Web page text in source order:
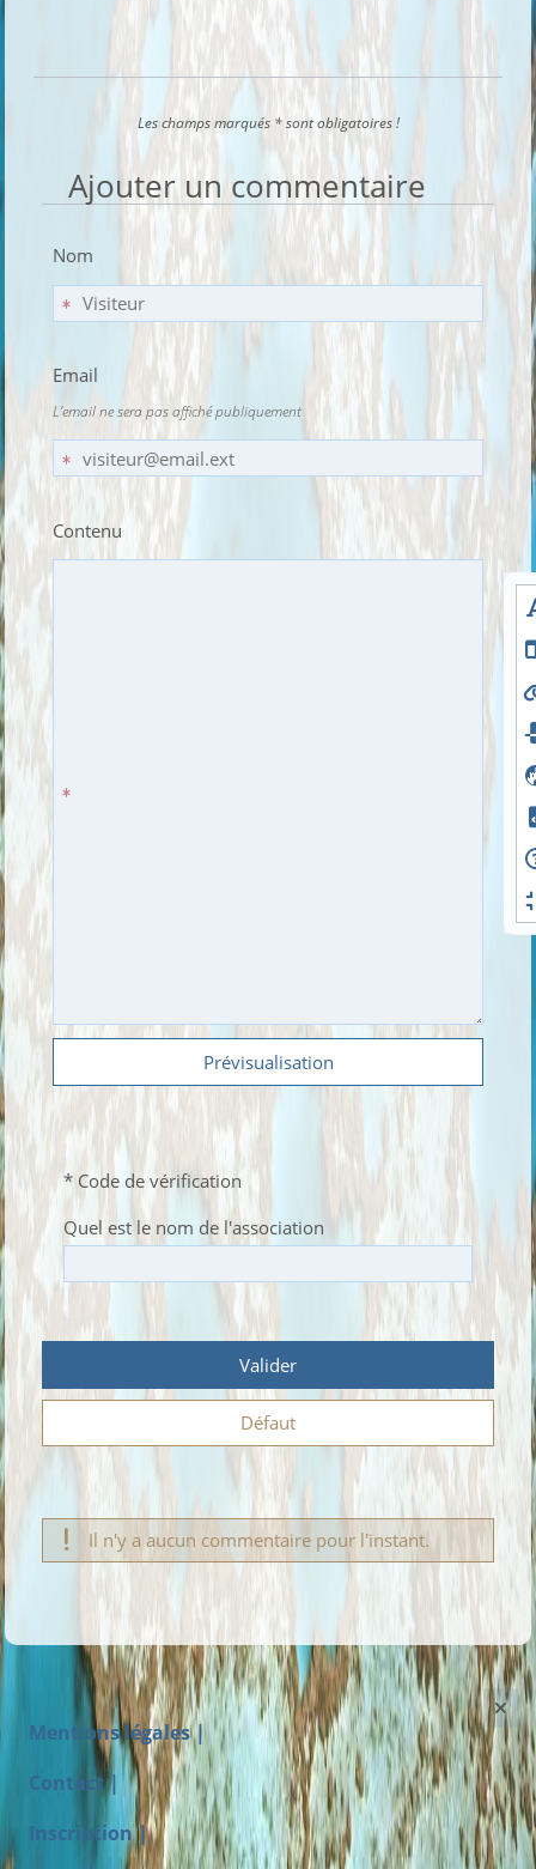
Les champs marqués * sont obligatoires !
Ajouter un commentaire
Nom
Email
L'email ne sera pas affiché publiquement
Contenu
Prévisualisation
* Code de vérification
Quel est le nom de l'association
Valider
Défaut
Il n'y a aucun commentaire pour l'instant.
Mentions légales |
Contact |
Inscription |